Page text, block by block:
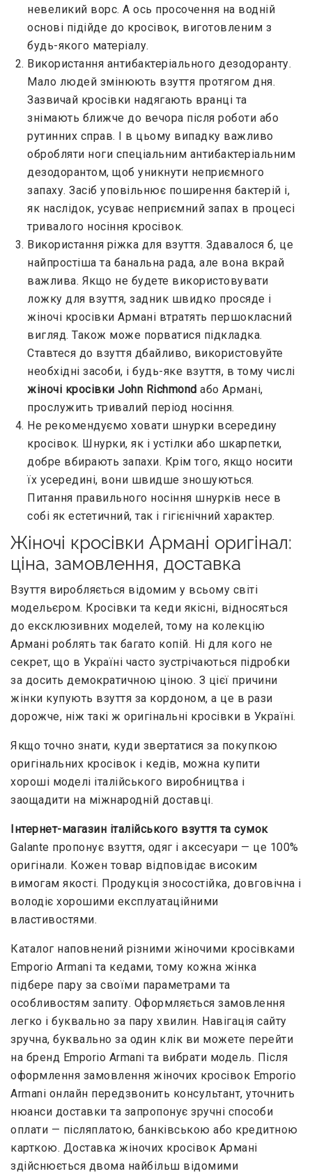
невеликий ворс. А ось просочення на водній
основі підійде до кросівок, виготовленим з
будь-якого матеріалу.
Використання антибактеріального дезодоранту.
Мало людей змінюють взуття протягом дня.
Зазвичай кросівки надягають вранці та
знімають ближче до вечора після роботи або
рутинних справ. І в цьому випадку важливо
обробляти ноги спеціальним антибактеріальним
дезодорантом, щоб уникнути неприємного
запаху. Засіб уповільнює поширення бактерій і,
як наслідок, усуває неприємний запах в процесі
тривалого носіння кросівок.
Використання ріжка для взуття. Здавалося б, це
найпростіша та банальна рада, але вона вкрай
важлива. Якщо не будете використовувати
ложку для взуття, задник швидко просяде і
жіночі кросівки Армані втратять першокласний
вигляд. Також може порватися підкладка.
Ставтеся до взуття дбайливо, використовуйте
необхідні засоби, і будь-яке взуття, в тому числі
жіночі кросівки John Richmond або Армані,
прослужить тривалий період носіння.
Не рекомендуємо ховати шнурки всередину
кросівок. Шнурки, як і устілки або шкарпетки,
добре вбирають запахи. Крім того, якщо носити
їх усередині, вони швидше зношуються.
Питання правильного носіння шнурків несе в
собі як естетичний, так і гігієнічний характер.
Жіночі кросівки Армані оригінал:
ціна, замовлення, доставка
Взуття виробляється відомим у всьому світі
модельєром. Кросівки та кеди якісні, відносяться
до ексклюзивних моделей, тому на колекцію
Армані роблять так багато копій. Ні для кого не
секрет, що в Україні часто зустрічаються підробки
за досить демократичною ціною. З цієї причини
жінки купують взуття за кордоном, а це в рази
дорожче, ніж такі ж оригінальні кросівки в Україні.
Якщо точно знати, куди звертатися за покупкою
оригінальних кросівок і кедів, можна купити
хороші моделі італійського виробництва і
заощадити на міжнародній доставці.
Інтернет-магазин італійського взуття та сумок
Galante пропонує взуття, одяг і аксесуари — це 100%
оригінали. Кожен товар відповідає високим
вимогам якості. Продукція зносостійка, довговічна і
володіє хорошими експлуатаційними
властивостями.
Каталог наповнений різними жіночими кросівками
Emporio Armani та кедами, тому кожна жінка
підбере пару за своїми параметрами та
особливостям запиту. Оформляється замовлення
легко і буквально за пару хвилин. Навігація сайту
зручна, буквально за один клік ви можете перейти
на бренд Emporio Armani та вибрати модель. Після
оформлення замовлення жіночих кросівок Emporio
Armani онлайн передзвонить консультант, уточнить
нюанси доставки та запропонує зручні способи
оплати — післяплатою, банківською або кредитною
карткою. Доставка жіночих кросівок Армані
здійснюється двома найбільш відомими